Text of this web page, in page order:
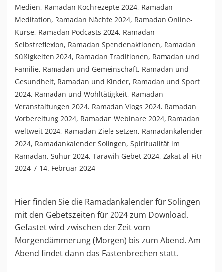
Medien, Ramadan Kochrezepte 2024, Ramadan
Meditation, Ramadan Nächte 2024, Ramadan Online-
Kurse, Ramadan Podcasts 2024, Ramadan
Selbstreflexion, Ramadan Spendenaktionen, Ramadan
Süßigkeiten 2024, Ramadan Traditionen, Ramadan und
Familie, Ramadan und Gemeinschaft, Ramadan und
Gesundheit, Ramadan und Kinder, Ramadan und Sport
2024, Ramadan und Wohltätigkeit, Ramadan
Veranstaltungen 2024, Ramadan Vlogs 2024, Ramadan
Vorbereitung 2024, Ramadan Webinare 2024, Ramadan
weltweit 2024, Ramadan Ziele setzen, Ramadankalender
2024, Ramadankalender Solingen, Spiritualität im
Ramadan, Suhur 2024, Tarawih Gebet 2024, Zakat al-Fitr
2024
14. Februar 2024
Hier finden Sie die Ramadankalender für Solingen
mit den Gebetszeiten für 2024 zum Download.
Gefastet wird zwischen der Zeit vom
Morgendämmerung (Morgen) bis zum Abend. Am
Abend findet dann das Fastenbrechen statt.